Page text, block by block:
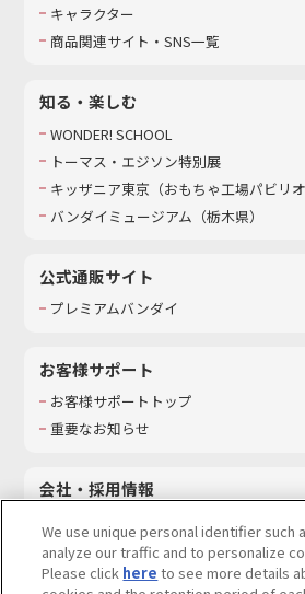
キャラクター
商品関連サイト・SNS一覧
知る・楽しむ
WONDER! SCHOOL
トーマス・エジソン特別展
キッザニア東京（おもちゃ工場パビリオ
バンダイミュージアム（栃木県）
公式通販サイト
プレミアムバンダイ
お客様サポート
お客様サポートトップ
重要なお知らせ
会社・採用情報
採用情報
サステナビリティ
We use unique personal identifier such
analyze our traffic and to personalize
Please click here to see more details